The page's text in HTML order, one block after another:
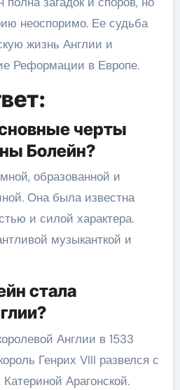
неоспоримо. Ее судьба
жизнь Англии и
Реформации в Европе.
черты
Болейн?
образованной и
Она была известна
и силой характера.
музыканткой и
стала
Англии в 1533
Генрих VIII развелся с
Арагонской.